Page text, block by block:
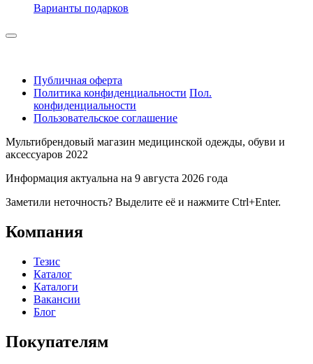
Варианты подарков
Публичная оферта
Политика конфиденциальности Пол.
конфиденциальности
Пользовательское соглашение
Мультибрендовый магазин медицинской одежды, обуви и
аксессуаров 2022
Информация актуальна на 9 августа 2026 года
Заметили неточность? Выделите её и нажмите Ctrl+Enter.
Компания
Тезис
Каталог
Каталоги
Вакансии
Блог
Покупателям